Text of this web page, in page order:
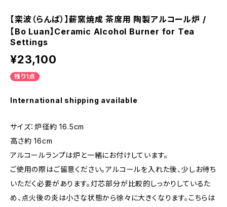
【栾波（らんば）】薪窯焼成 茶席用 陶製アルコール炉 /
【Bo Luan】Ceramic Alcohol Burner for Tea
Settings
¥23,100
残り1点
International shipping available
サイズ：炉径約 16.5cm
高さ約 16cm
アルコールランプは炉と一緒にお付けしています。
ご使用の際はご留意ください。アルコールを入れた後、少しお待ち
いただく必要があります。灯芯部分が比較的しっかりしているた
め、点火後の炎は小さな状態から徐々に大きくなります。こちらは